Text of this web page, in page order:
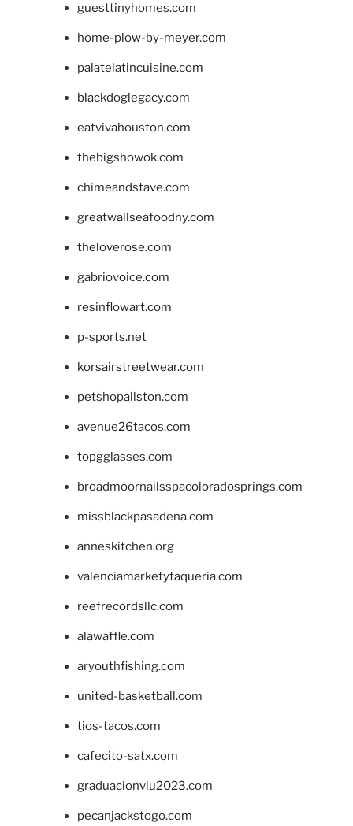
guesttinyhomes.com
home-plow-by-meyer.com
palatelatincuisine.com
blackdoglegacy.com
eatvivahouston.com
thebigshowok.com
chimeandstave.com
greatwallseafoodny.com
theloverose.com
gabriovoice.com
resinflowart.com
p-sports.net
korsairstreetwear.com
petshopallston.com
avenue26tacos.com
topgglasses.com
broadmoornailsspacoloradosprings.com
missblackpasadena.com
anneskitchen.org
valenciamarketytaqueria.com
reefrecordsllc.com
alawaffle.com
aryouthfishing.com
united-basketball.com
tios-tacos.com
cafecito-satx.com
graduacionviu2023.com
pecanjackstogo.com